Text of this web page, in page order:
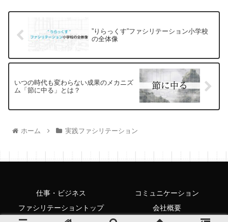
”りらっくす”ファシリテーション小学校
の全体像
いつの時代も変わらない成果のメカニズ
ム「節に中る」とは？
ホーム 実践ファシリテーション
仕事・ビジネス
コミュニケーション
ファシリテーショントップ
会社概要